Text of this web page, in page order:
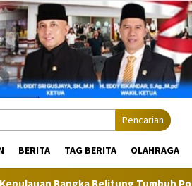
Pencarian
BERITA TAG BERITA OLAHRAGA
Tumbuh Positif Inflasi